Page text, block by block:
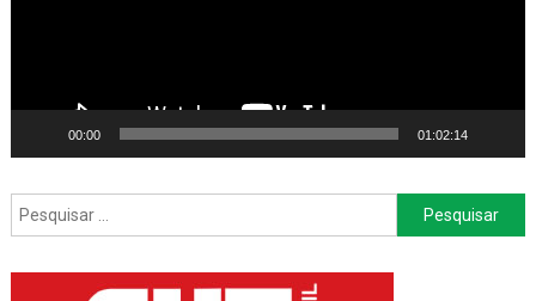
00:00 01:02:14
Pesquisar
por: